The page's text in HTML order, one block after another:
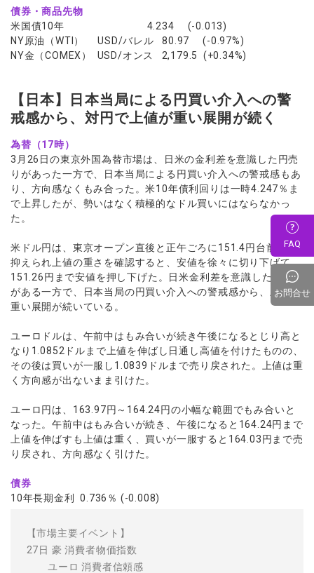
債券・商品先物
米国債10年 4.234 (-0.013)
NY原油（WTI） USD/バレル 80.97 (-0.97%)
NY金（COMEX） USD/オンス 2,179.5 (+0.34%)
【日本】日本当局による円買い介入への警
戒感から、対円で上値が重い展開が続く
為替（17時）
3月26日の東京外国為替市場は、日米の金利差を意識した円売
りがあった一方で、日本当局による円買い介入への警戒感もあ
り、方向感なくもみ合った。米10年債利回りは一時4.247％ま
で上昇したが、勢いはなく積極的なドル買いにはならなかっ
た。
米ドル円は、東京オープン直後と正午ごろに151.4円台前半で
抑えられ上値の重さを確認すると、安値を徐々に切り下げて
151.26円まで安値を押し下げた。日米金利差を意識した円売り
がある一方で、日本当局の円買い介入への警戒感から、上値が
重い展開が続いている。
ユーロドルは、午前中はもみ合いが続き午後になるとじり高と
なり1.0852ドルまで上値を伸ばし日通し高値を付けたものの、
その後は買いが一服し1.0839ドルまで売り戻された。上値は重
く方向感が出ないまま引けた。
ユーロ円は、163.97円～164.24円の小幅な範囲でもみ合いと
なった。午前中はもみ合いが続き、午後になると164.24円まで
上値を伸ばすも上値は重く、買いが一服すると164.03円まで売
り戻され、方向感なく引けた。
債券
10年長期金利 0.736％ (-0.008)
【市場主要イベント】
27日 豪 消費者物価指数
ユーロ 消費者信頼感
FAQ
お問合せ